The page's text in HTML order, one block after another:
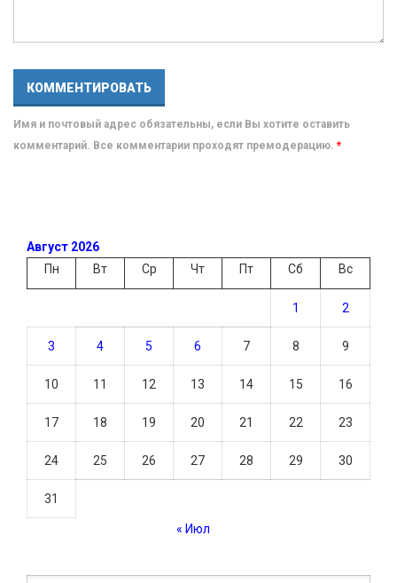
Имя и почтовый адрес обязательны, если Вы хотите оставить
комментарий. Все комментарии проходят премодерацию. *
Август 2026
Пн
Вт Ср Чт Пт Сб Вс
1 2
3 4 5 6 7 8 9
10 11 12 13 14 15 16
17 18 19 20 21 22 23
24 25 26 27 28 29 30
31
« Июл